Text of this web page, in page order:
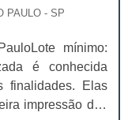
PAULO - SP
mínimo:
é conhecida
finalidades. Elas
impressão dos